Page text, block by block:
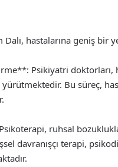
hastalarına geniş bir
Psikiyatri
yürütmektedir. Bu süreç,
ruhsal
davranışçı terapi,